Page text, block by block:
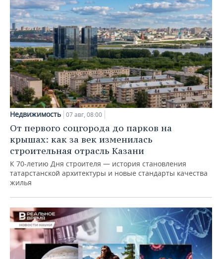
Недвижимость 07 авг, 08:00
От первого соцгорода до парков на
крышах: как за век изменилась
строительная отрасль Казани
К 70-летию Дня строителя — история становления
татарстанской архитектуры и новые стандарты качества
жилья